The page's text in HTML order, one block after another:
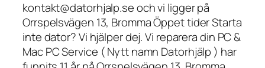
kontakt@datorhjalp.se och vi ligger på
Orrspelsvägen 13, Bromma Öppet tider Starta
inte dator? Vi hjälper dej. Vi reparera din PC &
Mac PC Service ( Nytt namn Datorhjälp ) har